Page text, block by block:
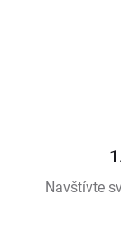
Navštívte